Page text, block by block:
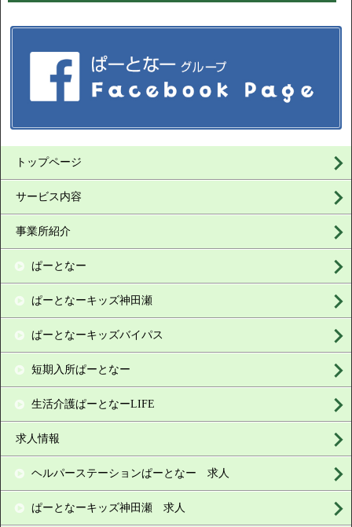
トップページ
サービス内容
事業所紹介
ぱーとなー
ぱーとなーキッズ神田瀬
ぱーとなーキッズバイパス
短期入所ぱーとなー
生活介護ぱーとなーLIFE
求人情報
ヘルパーステーションぱーとなー 求人
ぱーとなーキッズ神田瀬 求人